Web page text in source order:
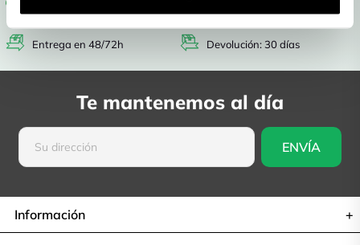
Entrega en 48/72h Devolución: 30 días
Te mantenemos al día
Información